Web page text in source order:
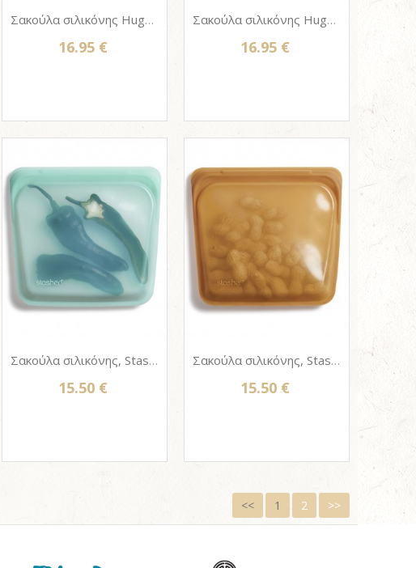
Σακούλα σιλικόνης Hugger bag 900ml - AMBER
16.95 €
Σακούλα σιλικόνης Hugger bag 900ml - JUNIPER CLEAR
16.95 €
Σακούλα σιλικόνης, Stasher bag, Sandwich size 450ml - Mojave Sky
15.50 €
Σακούλα σιλικόνης, Stasher bag, Sandwich size 450ml - Mojave Honey
15.50 €
<< 1 2 >>